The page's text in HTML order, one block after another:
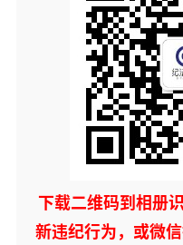
下载二维码到相册
新违纪行为，或微